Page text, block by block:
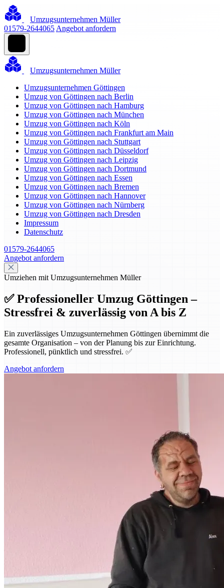
Umzugsunternehmen Müller
01579-2644065 Angebot anfordern
Umzugsunternehmen Müller
Umzugsunternehmen Göttingen
Umzug von Göttingen nach Berlin
Umzug von Göttingen nach Hamburg
Umzug von Göttingen nach München
Umzug von Göttingen nach Köln
Umzug von Göttingen nach Frankfurt am Main
Umzug von Göttingen nach Stuttgart
Umzug von Göttingen nach Düsseldorf
Umzug von Göttingen nach Leipzig
Umzug von Göttingen nach Dortmund
Umzug von Göttingen nach Essen
Umzug von Göttingen nach Bremen
Umzug von Göttingen nach Hannover
Umzug von Göttingen nach Nürnberg
Umzug von Göttingen nach Dresden
Impressum
Datenschutz
01579-2644065
Angebot anfordern
Umziehen mit Umzugsunternehmen Müller
✅ Professioneller Umzug Göttingen –
Stressfrei & zuverlässig von A bis Z
Ein zuverlässiges Umzugsunternehmen Göttingen übernimmt die
gesamte Organisation – von der Planung bis zur Einrichtung.
Professionell, pünktlich und stressfrei. ✅
Angebot anfordern